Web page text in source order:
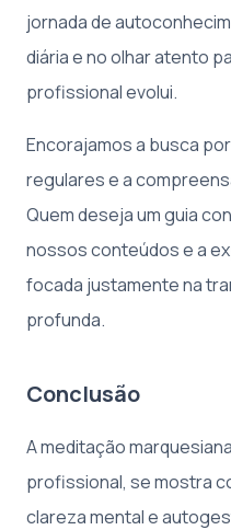
jornada de
diária e no olhar atento
profissional evolui.
Encorajamos a busca
regulares e a
Quem deseja um guia
nossos conteúdos e a
focada justamente na
profunda.
Conclusão
A meditação
profissional, se mostra
clareza mental e